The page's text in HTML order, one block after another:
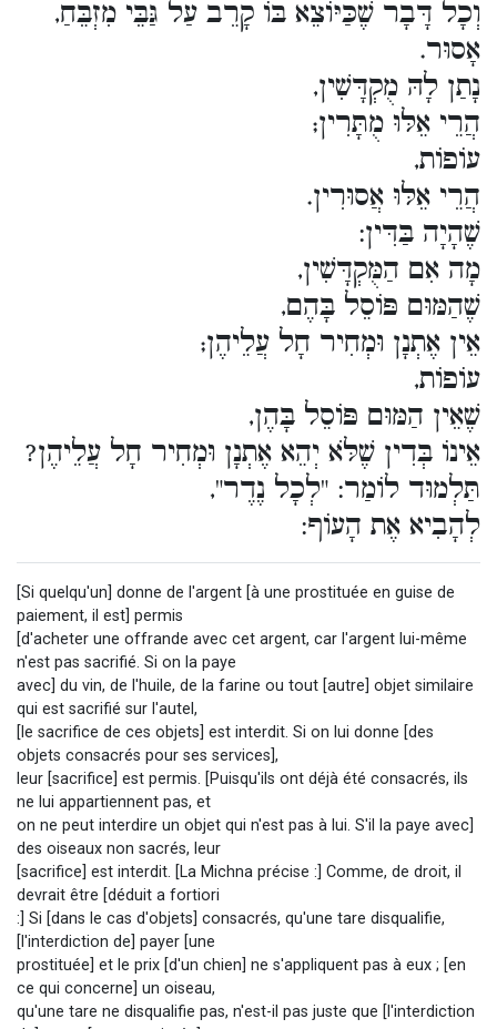
וְכָל דָּבָר שֶׁכַּיּוֹצֵא בּוֹ קָרֵב עַל גַּבֵּי מִזְבֵּחַ,
אָסוּר.
נָתַן לָהּ מֻקְדָּשִׁין,
הֲרֵי אֵלּוּ מֻתָּרִין;
עוֹפוֹת,
הֲרֵי אֵלּוּ אֲסוּרִין.
שֶׁהָיָה בַּדִּין:
מָה אִם הַמֻּקְדָּשִׁין,
שֶׁהַמּוּם פּוֹסֵל בָּהֶם,
אֵין אֶתְנָן וּמְחִיר חָל עֲלֵיהֶן;
עוֹפוֹת,
שֶׁאֵין הַמּוּם פּוֹסֵל בָּהֶן,
אֵינוֹ בְּדִין שֶׁלֹּא יְהֵא אֶתְנָן וּמְחִיר חָל עֲלֵיהֶן?
תַּלְמוּד לוֹמַר: "לְכָל נֶדֶר",
לְהָבִיא אֶת הָעוֹף:
[Si quelqu'un] donne de l'argent [à une prostituée en guise de
paiement, il est] permis
[d'acheter une offrande avec cet argent, car l'argent lui-même
n'est pas sacrifié. Si on la paye
avec] du vin, de l'huile, de la farine ou tout [autre] objet similaire
qui est sacrifié sur l'autel,
[le sacrifice de ces objets] est interdit. Si on lui donne [des
objets consacrés pour ses services],
leur [sacrifice] est permis. [Puisqu'ils ont déjà été consacrés, ils
ne lui appartiennent pas, et
on ne peut interdire un objet qui n'est pas à lui. S'il la paye avec]
des oiseaux non sacrés, leur
[sacrifice] est interdit. [La Michna précise :] Comme, de droit, il
devrait être [déduit a fortiori
:] Si [dans le cas d'objets] consacrés, qu'une tare disqualifie,
[l'interdiction de] payer [une
prostituée] et le prix [d'un chien] ne s'appliquent pas à eux ; [en
ce qui concerne] un oiseau,
qu'une tare ne disqualifie pas, n'est-il pas juste que [l'interdiction